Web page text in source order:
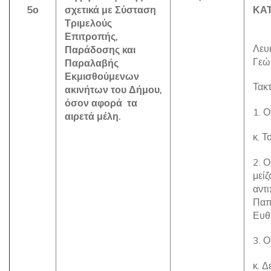
5ο
σχετικά με Σύσταση
Τριμελούς
Επιτροπής,
Παράδοσης και
Παραλαβής
Εκμισθούμενων
ακινήτων του Δήμου,
όσον αφορά τα
αιρετά μέλη.
1.
κ.
2. Ο
3.
κ.